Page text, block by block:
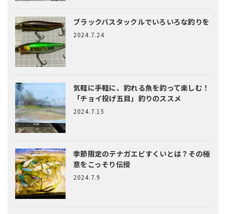
ブラックバスタックルでいろいろな釣りを
2024.7.24
気軽に手軽に、釣れる魚を釣って楽しむ！
「チョイ投げ五目」釣りのススメ
2024.7.15
季節限定のテナガエビすくいとは？ その極
意をこっそり伝授
2024.7.9